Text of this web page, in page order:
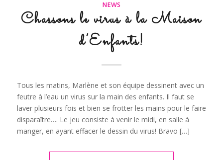
NEWS
Chassons le virus à la Maison
d’Enfants!
Tous les matins, Marlène et son équipe dessinent avec un
feutre à l’eau un virus sur la main des enfants. Il faut se
laver plusieurs fois et bien se frotter les mains pour le faire
disparaître…. Le jeu consiste à venir le midi, en salle à
manger, en ayant effacer le dessin du virus! Bravo […]